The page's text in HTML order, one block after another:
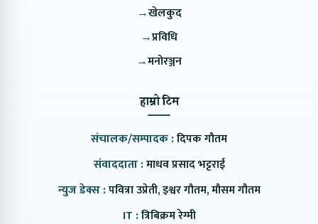
→खेलकुद
→प्रविधि
→मनोरञ्जन
हाम्रो टिम
संचालक/सम्पादक :दिपक गौतम
संवाददाता :माधव प्रसाद भट्टराई
न्युज डेक्स :पवित्रा उप्रेती, इश्वर गौतम, मौसम गौतम
IT :त्रिबिक्रम रेग्मी